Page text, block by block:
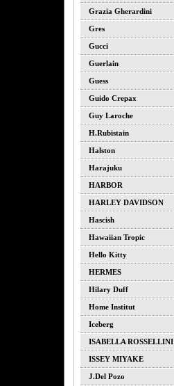
Grazia Gherardini
Gres
Gucci
Guerlain
Guess
Guido Crepax
Guy Laroche
H.rubistain
Halston
Harajuku
HARBOR
HARLEY DAVIDSON
Hascish
Hawaiian Tropic
Hello Kitty
HERMES
Hilary Duff
Home Institut
Iceberg
ISABELLA ROSSELLINI
ISSEY MIYAKE
J.del Pozo